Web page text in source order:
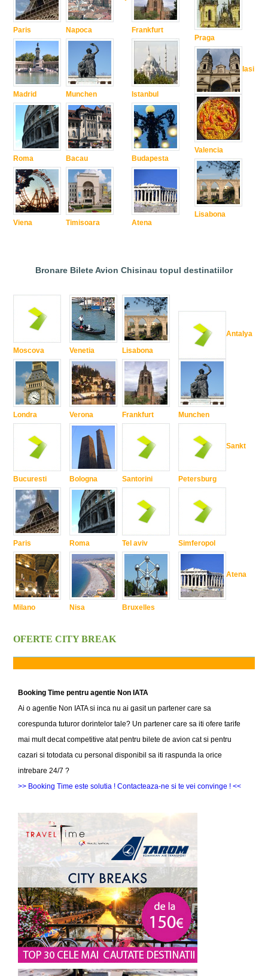
Paris
Madrid
Roma
Viena
Napoca
Munchen
Bacau
Timisoara
Frankfurt
Istanbul
Budapesta
Atena
Praga
Iasi
Valencia
Lisabona
Bronare Bilete Avion Chisinau topul destinatiilor
Moscova
Londra
Bucuresti
Paris
Milano
Venetia
Verona
Bologna
Roma
Nisa
Lisabona
Frankfurt
Santorini
Tel aviv
Bruxelles
Antalya
Munchen
Sankt
Petersburg
Simferopol
Atena
OFERTE CITY BREAK
Booking Time pentru agentie Non IATA
Ai o agentie Non IATA si inca nu ai gasit un partener care sa
corespunda tuturor dorintelor tale? Un partener care sa iti ofere tarife
mai mult decat competitive atat pentru bilete de avion cat si pentru
cazari si totodata cu personal disponibil sa iti raspunda la orice
intrebare 24/7 ?
>> Booking Time este solutia ! Contacteaza-ne si te vei convinge ! <<